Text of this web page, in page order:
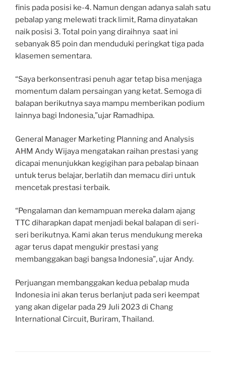
finis pada posisi ke-4. Namun dengan adanya salah satu
pebalap yang melewati track limit, Rama dinyatakan
naik posisi 3. Total poin yang diraihnya saat ini
sebanyak 85 poin dan menduduki peringkat tiga pada
klasemen sementara.
“Saya berkonsentrasi penuh agar tetap bisa menjaga
momentum dalam persaingan yang ketat. Semoga di
balapan berikutnya saya mampu memberikan podium
lainnya bagi Indonesia,”ujar Ramadhipa.
General Manager Marketing Planning and Analysis
AHM Andy Wijaya mengatakan raihan prestasi yang
dicapai menunjukkan kegigihan para pebalap binaan
untuk terus belajar, berlatih dan memacu diri untuk
mencetak prestasi terbaik.
“Pengalaman dan kemampuan mereka dalam ajang
TTC diharapkan dapat menjadi bekal balapan di seri-
seri berikutnya. Kami akan terus mendukung mereka
agar terus dapat mengukir prestasi yang
membanggakan bagi bangsa Indonesia”, ujar Andy.
Perjuangan membanggakan kedua pebalap muda
Indonesia ini akan terus berlanjut pada seri keempat
yang akan digelar pada 29 Juli 2023 di Chang
International Circuit, Buriram, Thailand.